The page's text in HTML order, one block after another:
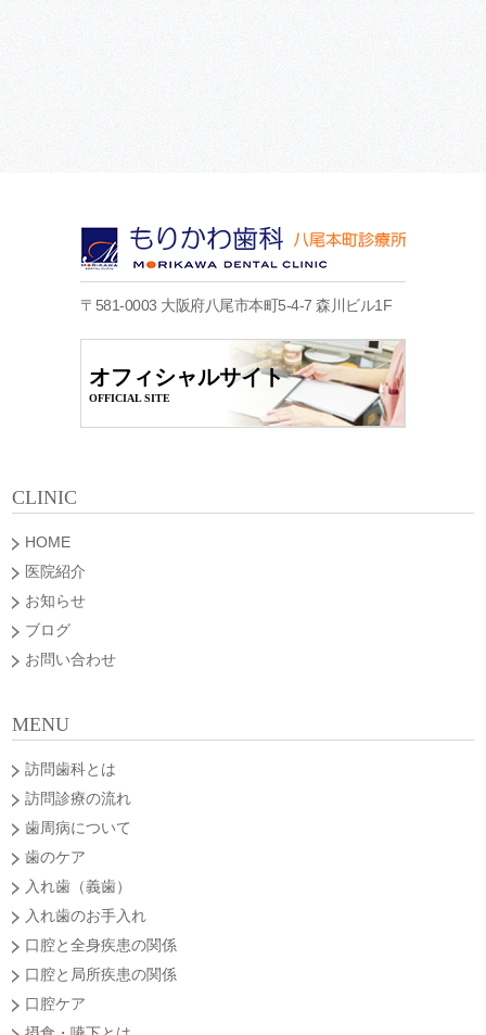
〒581-0003 大阪府八尾市本町5-4-7 森川ビル1F
オフィシャルサイト
OFFICIAL SITE
CLINIC
HOME
医院紹介
お知らせ
ブログ
お問い合わせ
MENU
訪問歯科とは
訪問診療の流れ
歯周病について
歯のケア
入れ歯（義歯）
入れ歯のお手入れ
口腔と全身疾患の関係
口腔と局所疾患の関係
口腔ケア